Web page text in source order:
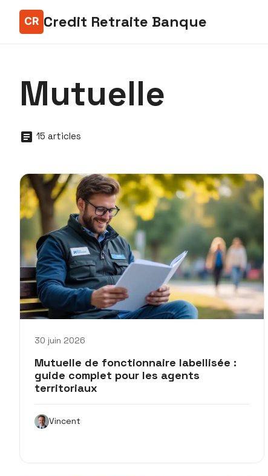
Credit Retraite Banque
Mutuelle
15 articles
30 juin 2026
Mutuelle de fonctionnaire labellisée :
guide complet pour les agents
territoriaux
Vincent